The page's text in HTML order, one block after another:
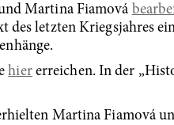
Martina Fiamová
des letzten Kriegsjahres
hiererreichen. In der
Martina Fiamová